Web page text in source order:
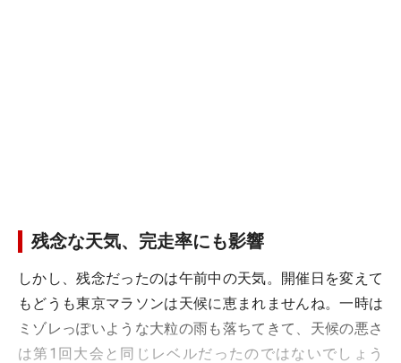
残念な天気、完走率にも影響
しかし、残念だったのは午前中の天気。開催日を変えて
もどうも東京マラソンは天候に恵まれませんね。一時は
ミゾレっぽいような大粒の雨も落ちてきて、天候の悪さ
は第1回大会と同じレベルだったのではないでしょう